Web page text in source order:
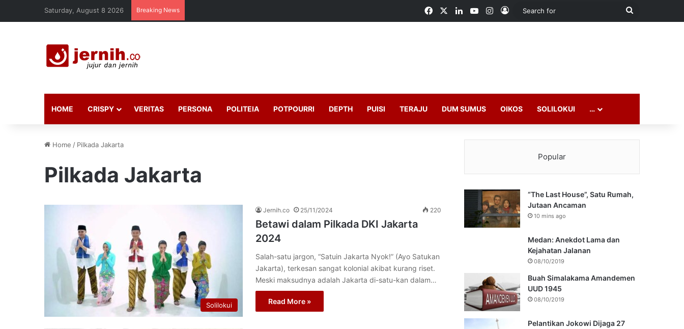
Saturday, August 8 2026 Breaking News FacebookLinkedInYouTubeInstagram
Log In
Search
HOME CRISPY VERITAS PERSONA POLITEIA POTPOURRI DEPTH PUISI TERAJU DUM SUMUS OIKOS SOLILOKUI …
Home / Pilkada Jakarta
Pilkada Jakarta
Solilokui
Jernih.co 25/11/2024 220
Betawi dalam Pilkada DKI Jakarta
2024
Salah-satu jargon, “Satuin Jakarta Nyok!” (Ayo Satukan
Jakarta), terkesan sangat kolonial akibat kurang riset.
Meski maksudnya adalah Jakarta di-satu-kan dalam…
Read More »
Popular
“The Last House”, Satu Rumah,
Jutaan Ancaman
10 mins ago
Medan: Anekdot Lama dan
Kejahatan Jalanan
08/10/2019
Buah Simalakama Amandemen
UUD 1945
08/10/2019
Pelantikan Jokowi Dijaga 27